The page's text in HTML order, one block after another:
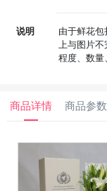
说明
由于鲜花
上与图片
程度、数量
商品详情 商品参数